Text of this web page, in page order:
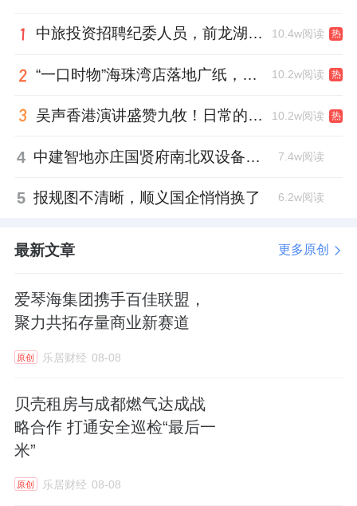
中旅投资招聘纪委人员，前龙湖副总裁胡若翔掌舵 10.4w阅读 热
“一口时物”海珠湾店落地广纸，越秀地产以“新鲜现制”商业新场景打造社区高品质生活 10.2w阅读 热
吴声香港演讲盛赞九牧！日常的小锚点变成科技突破点！ 10.2w阅读 热
4 中建智地亦庄国贤府南北双设备平台，得房率创区域新高 7.4w阅读
5 报规图不清晰，顺义国企悄悄换了 6.2w阅读
最新文章 更多原创
爱琴海集团携手百佳联盟，
聚力共拓存量商业新赛道
原创 乐居财经 08-08
贝壳租房与成都燃气达成战
略合作 打通安全巡检“最后一
米”
原创 乐居财经 08-08